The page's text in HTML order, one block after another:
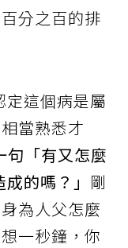
分之百的排
定這個病是屬
當熟悉才
句「有又怎麼
的嗎？」 剛
為人父怎麼
一秒鐘，你